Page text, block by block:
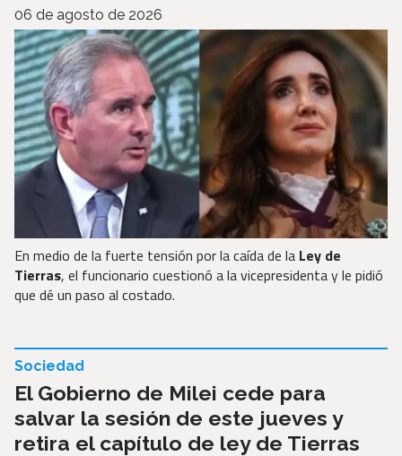
06 de agosto de 2026
En medio de la fuerte tensión por la caída de la Ley de
Tierras, el funcionario cuestionó a la vicepresidenta y le pidió
que dé un paso al costado.
El Gobierno de Milei cede para
salvar la sesión de este jueves y
retira el capítulo de ley de Tierras
Sociedad